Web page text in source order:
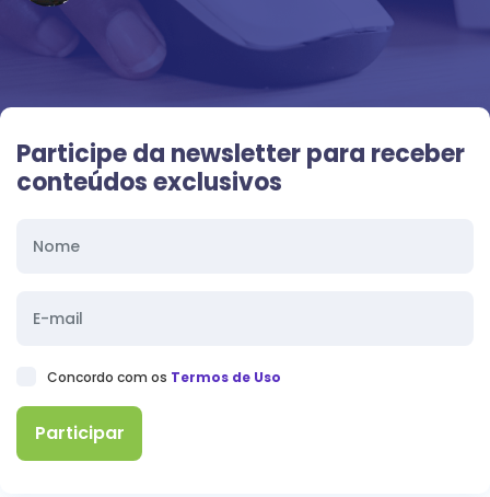
Participe da newsletter para receber
conteúdos exclusivos
Concordo com os Termos de Uso